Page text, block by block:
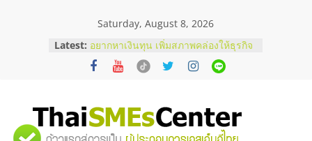
Saturday, August 8, 2026
Latest: อยากหาเงินทุน เพิ่มสภาพคล่องให้ธุรกิจ
เริ่มยังไงให้ผ่านฉลุย
สัมมนาออนไลน์ โอกาสบริหารสถานี
ThaiFranchise Meet Up จับคู่แฟรน
ไชส์ ครั้งที่ 8